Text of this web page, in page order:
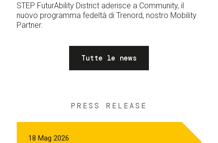
STEP FuturAbility District aderisce a Community, il
nuovo programma fedeltà di Trenord, nostro Mobility
Partner.
Tutte le news
PRESS RELEASE
18 Mag 2026